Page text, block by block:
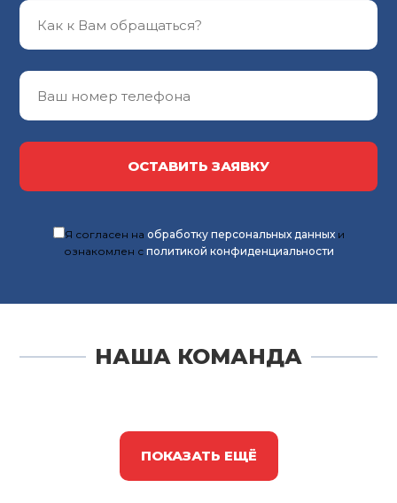
ОСТАВИТЬ ЗАЯВКУ
Я согласен на обработку персональных данныхи
ознакомлен с политикой конфиденциальности
НАША КОМАНДА
ПОКАЗАТЬ ЕЩЁ